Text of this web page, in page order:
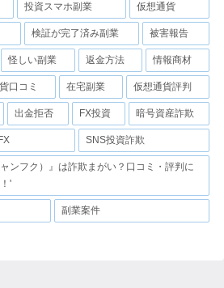
投資スマホ副業 仮想通貨
検証が完了済み副業 被害報告
怪しい副業 返金方法 情報商材
口コミ 在宅副業 仮想通貨評判
出金拒否 FX投資 暗号資産詐欺
FX SNS投資詐欺
ンフク）』は詐欺まがい？口コミ・評判に
'
副業案件